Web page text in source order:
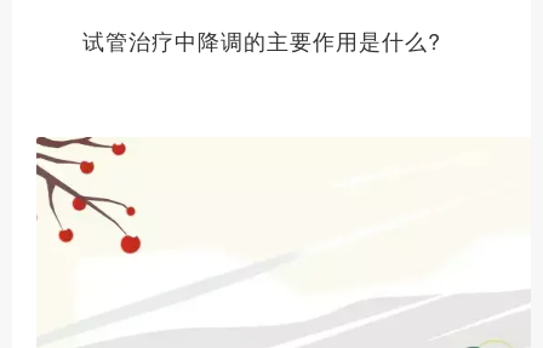
试管治疗中降调的主要作用是什么?